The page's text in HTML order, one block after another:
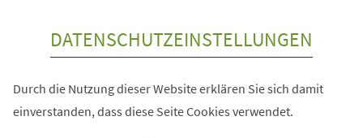
DATENSCHUTZEINSTELLUNGEN
Durch die Nutzung dieser Website erklären Sie sich damit
einverstanden, dass diese Seite Cookies verwendet.